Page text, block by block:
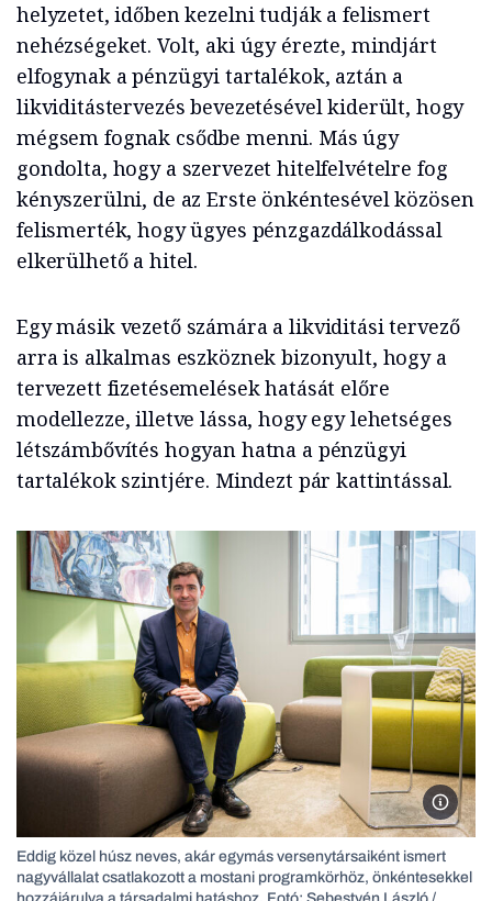
helyzetet, időben kezelni tudják a felismert
nehézségeket. Volt, aki úgy érezte, mindjárt
elfogynak a pénzügyi tartalékok, aztán a
likviditástervezés bevezetésével kiderült, hogy
mégsem fognak csődbe menni. Más úgy
gondolta, hogy a szervezet hitelfelvételre fog
kényszerülni, de az Erste önkéntesével közösen
felismerték, hogy ügyes pénzgazdálkodással
elkerülhető a hitel.
Egy másik vezető számára a likviditási tervező
arra is alkalmas eszköznek bizonyult, hogy a
tervezett fizetésemelések hatását előre
modellezze, illetve lássa, hogy egy lehetséges
létszámbővítés hogyan hatna a pénzügyi
tartalékok szintjére. Mindezt pár kattintással.
Fotó:
Eddig közel húsz neves, akár egymás versenytársaiként ismert
nagyvállalat csatlakozott a mostani programkörhöz, önkéntesekkel